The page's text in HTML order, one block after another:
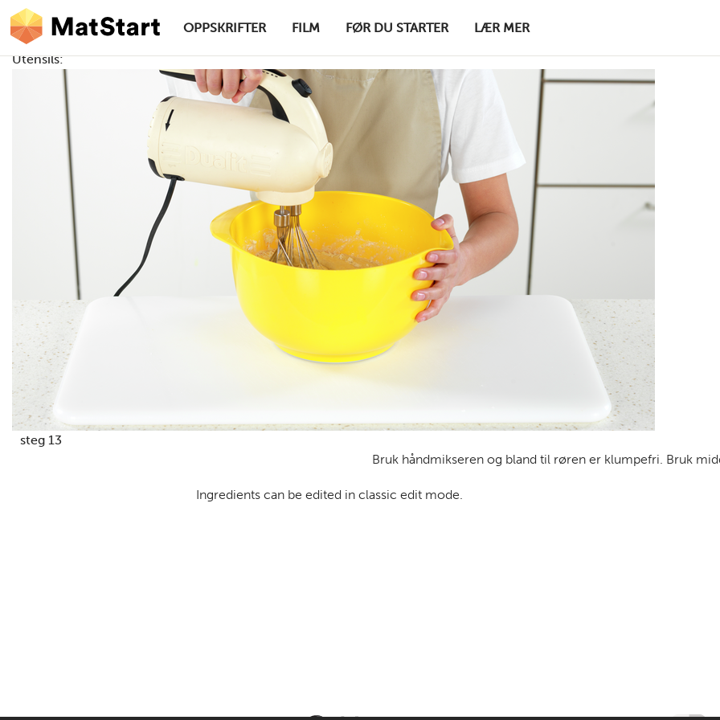
Hopp til hovedinnhold
hovednavigasjonsskrivebordsversjon
OPPSKRIFTER FILM FØR DU STARTER LÆR MER
Utensils:
steg 13
Bruk håndmikseren og bland til røren er klumpefri. Bruk
Ingredients can be edited in classic edit mode.